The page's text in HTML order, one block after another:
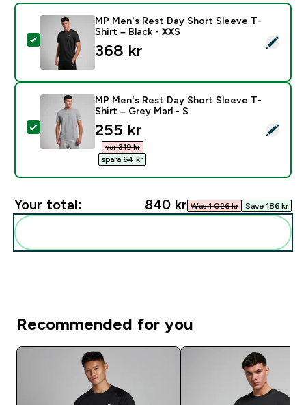
Select this product - MP Men's Rest Day Short
MP Men's Rest Day Short Sleeve T-
Shirt – Black - XXS
368 kr‎
Select this product - MP Men's Rest Day Short
MP Men's Rest Day Short Sleeve T-
Shirt – Grey Marl - S
discounted price
255 kr‎
var 319 kr‎
spara 64 kr‎
Your total: 840 kr‎ Was 1 026 kr‎ Save 186 kr‎
Recommended for you